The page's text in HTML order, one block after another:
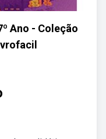
Ano - Coleção